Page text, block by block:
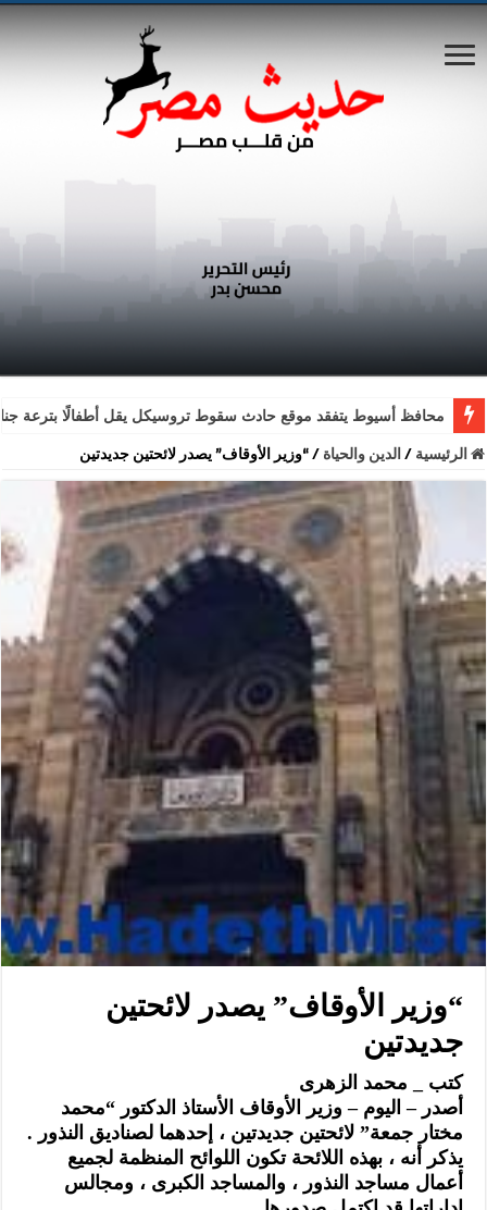
محافظ أسيوط يتفقد موقع حادث سقوط تروسيكل يقل أطفالًا بترعة
الرئيسية / الدين والحياة /“وزير الأوقاف” يصدر لائحتين جديدتين
“وزير الأوقاف” يصدر لائحتين
جديدتين
كتب _ محمد الزهرى
أصدر – اليوم – وزير الأوقاف الأستاذ الدكتور “محمد
مختار جمعة” لائحتين جديدتين ، إحدهما لصناديق النذور .
يذكر أنه ، بهذه اللائحة تكون اللوائح المنظمة لجميع
أعمال مساجد النذور ، والمساجد الكبرى ، ومجالس